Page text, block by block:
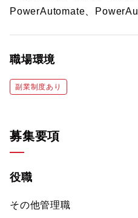
PowerAutomate、
職場環境
副業制度あり
募集要項
役職
その他管理職